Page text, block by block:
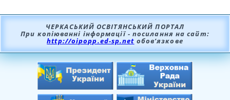
ЧЕРКАСЬКИЙ ОСВІТЯНСЬКИЙ ПОРТАЛ
При копіюванні інформації - посилання на сайт:
http://oipopp.ed-sp.net обов’язкове